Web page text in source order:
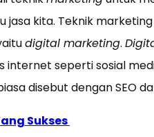
kita. Teknik
digital marketing.
internet seperti sosial
disebut dengan SEO
Sukses